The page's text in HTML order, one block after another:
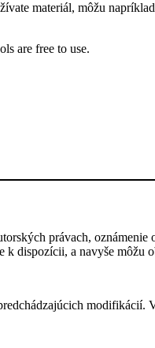
materiál, môžu
are free to use.
právach, oznámenie
k dispozícii, a navyše môžu
modifikácií.